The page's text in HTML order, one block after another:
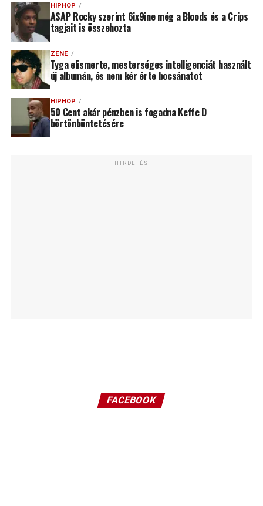
HIPHOP
A$AP Rocky szerint 6ix9ine még a Bloods és a Crips
tagjait is összehozta
ZENE
Tyga elismerte, mesterséges intelligenciát használt
új albumán, és nem kér érte bocsánatot
HIPHOP
50 Cent akár pénzben is fogadna Keffe D
börtönbüntetésére
HIRDETÉS
FACEBOOK